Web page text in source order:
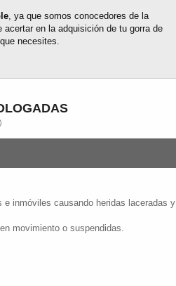
, ya que somos conocedores de la
en la adquisición de tu gorra de
necesites.
inmóviles causando heridas laceradas y
movimiento o suspendidas.